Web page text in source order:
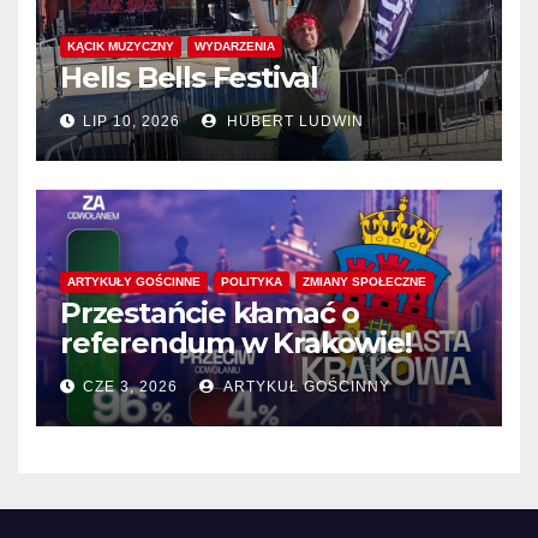
KĄCIK MUZYCZNY WYDARZENIA
Hells Bells Festival
LIP 10, 2026 HUBERT LUDWIN
ARTYKUŁY GOŚCINNE POLITYKA ZMIANY SPOŁECZNE
Przestańcie kłamać o
referendum w Krakowie!
CZE 3, 2026 ARTYKUŁ GOŚCINNY